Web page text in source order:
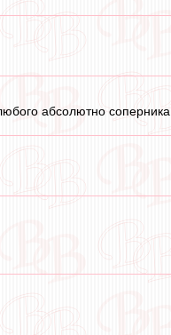
абсолютно соперника